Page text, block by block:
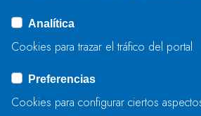
ENVIAR
Analítica
Cookies para trazar el tráfico del portal
Preferencias
Cookies para configurar ciertos